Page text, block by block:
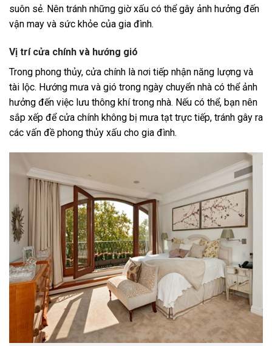
suôn sẻ. Nên tránh những giờ xấu có thể gây ảnh hưởng đến
vận may và sức khỏe của gia đình.
Vị trí cửa chính và hướng gió
Trong phong thủy, cửa chính là nơi tiếp nhận năng lượng và
tài lộc. Hướng mưa và gió trong ngày chuyển nhà có thể ảnh
hưởng đến việc lưu thông khí trong nhà. Nếu có thể, bạn nên
sắp xếp để cửa chính không bị mưa tạt trực tiếp, tránh gây ra
các vấn đề phong thủy xấu cho gia đình.